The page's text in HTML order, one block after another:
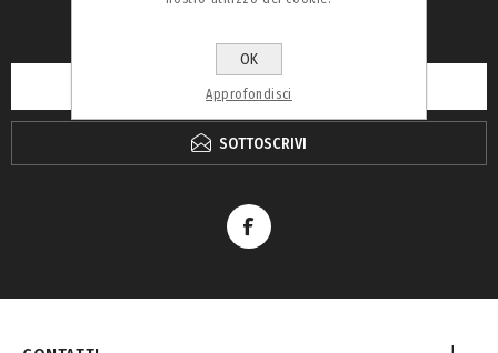
SOTTOSCRIVI
OK
Approfondisci